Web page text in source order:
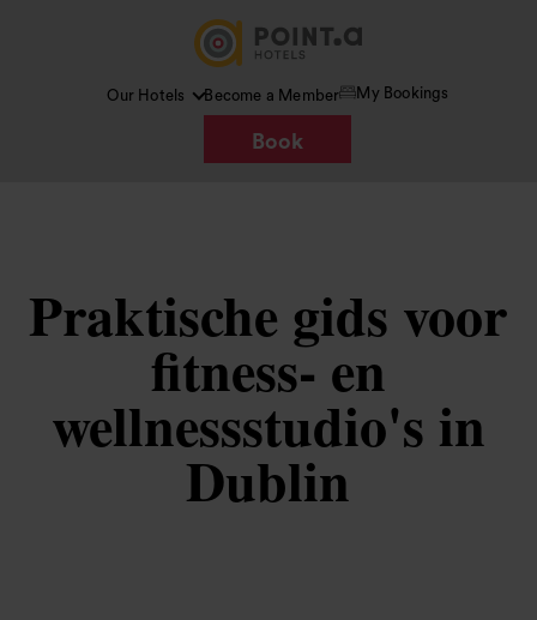
Our Hotels Become a Member My Bookings
Book
Praktische gids voor
fitness- en
wellnessstudio's in
Dublin